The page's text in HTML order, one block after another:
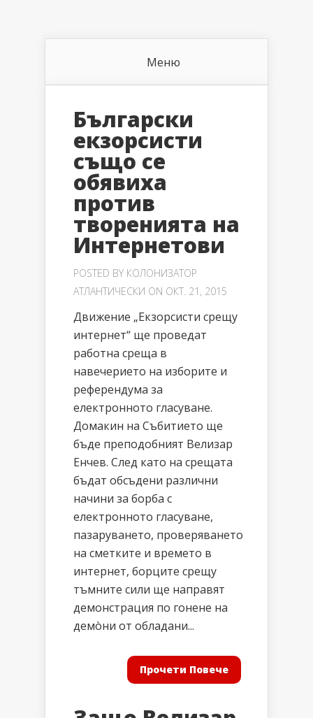
Меню
Български
екзорсисти
също се
обявиха
против
творенията на
Интернетови
POSTED BY КОЛОНИЗАТОР
АТЛАНТИЧЕСКИ ON ОКТ. 21, 2015
Движение „Екзорсисти срещу
интернет“ ще проведат
работна среща в
навечерието на изборите и
референдума за
електронното гласуване.
Домакин на Събитието ще
бъде преподобният Велизар
Енчев. След като на срещата
бъдат обсъдени различни
начини за борба с
електронното гласуване,
пазаруването, проверяването
на сметките и времето в
интернет, борците срещу
тъмните сили ще направят
демонстрация по гонене на
демòни от обладани...
Прочети Повече